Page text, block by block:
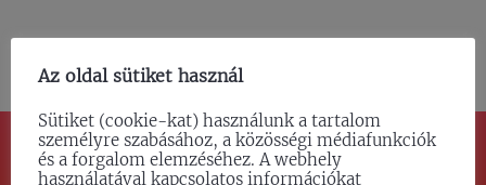
Az oldal sütiket használ
Sütiket (cookie-kat) használunk a tartalom
személyre szabásához, a közösségi médiafunkciók
és a forgalom elemzéséhez. A webhely
használatával kapcsolatos információkat